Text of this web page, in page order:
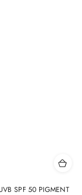
SPF 50 PIGMENT